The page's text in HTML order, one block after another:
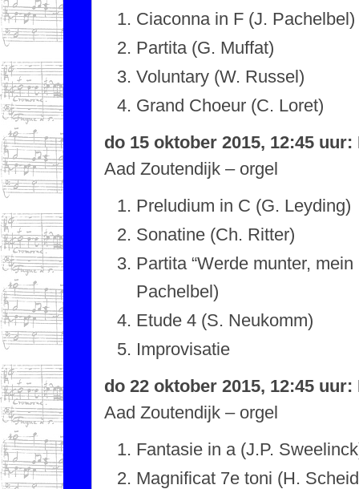
Ciaconna in F (J. Pachelbel)
Partita (G. Muffat)
Voluntary (W. Russel)
Grand Choeur (C. Loret)
do 15 oktober 2015, 12:45
Aad Zoutendijk – orgel
Preludium in C (G. Leyding)
Sonatine (Ch. Ritter)
Partita “Werde munter, mein
Pachelbel)
Etude 4 (S. Neukomm)
Improvisatie
do 22 oktober 2015, 12:45
Aad Zoutendijk – orgel
Fantasie in a (J.P.
Magnificat 7e toni (H.